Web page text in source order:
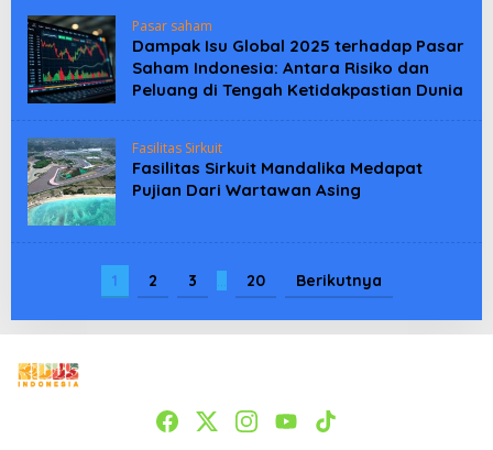
Pasar saham
Dampak Isu Global 2025 terhadap Pasar
Saham Indonesia: Antara Risiko dan
Peluang di Tengah Ketidakpastian Dunia
Fasilitas Sirkuit
Fasilitas Sirkuit Mandalika Medapat
Pujian Dari Wartawan Asing
1 2 3 … 20 Berikutnya